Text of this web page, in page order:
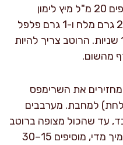
: מוסיפים 20 מ"ל מיץ לימון
וגרידת לימון, מתבלים בעוד 2 גרם מלח ו-1 גרם פלפל
(או לפי הטעם). מערבבים 15 שניות. הרוטב צריך להיות
מהשום.
את השרימפס
למחבת. מערבבים
שניות בלבד, עד שהכול מצופה ברוטב
והשרימפס חם. אם הרוטב סמיך מדי, מוסיפים 15–30